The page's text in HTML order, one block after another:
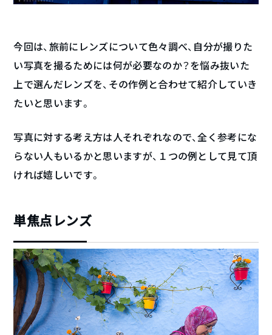
今回は、旅前にレンズについて色々調べ、自分が撮りた
い写真を撮るためには何が必要なのか？を悩み抜いた
上で選んだレンズを、その作例と合わせて紹介していき
たいと思います。
写真に対する考え方は人それぞれなので、全く参考にな
らない人もいるかと思いますが、１つの例として見て頂
ければ嬉しいです。
単焦点レンズ